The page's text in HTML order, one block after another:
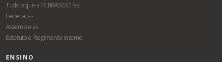
Tudo o que a FEBRASGO faz
Federadas
Assembleias
Estatuto e Regimento Interno
ENSINO